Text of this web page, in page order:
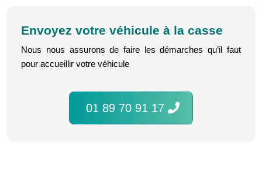
Envoyez votre véhicule à la casse
Nous nous assurons de faire les démarches qu’il faut
pour accueillir votre véhicule
01 89 70 91 17